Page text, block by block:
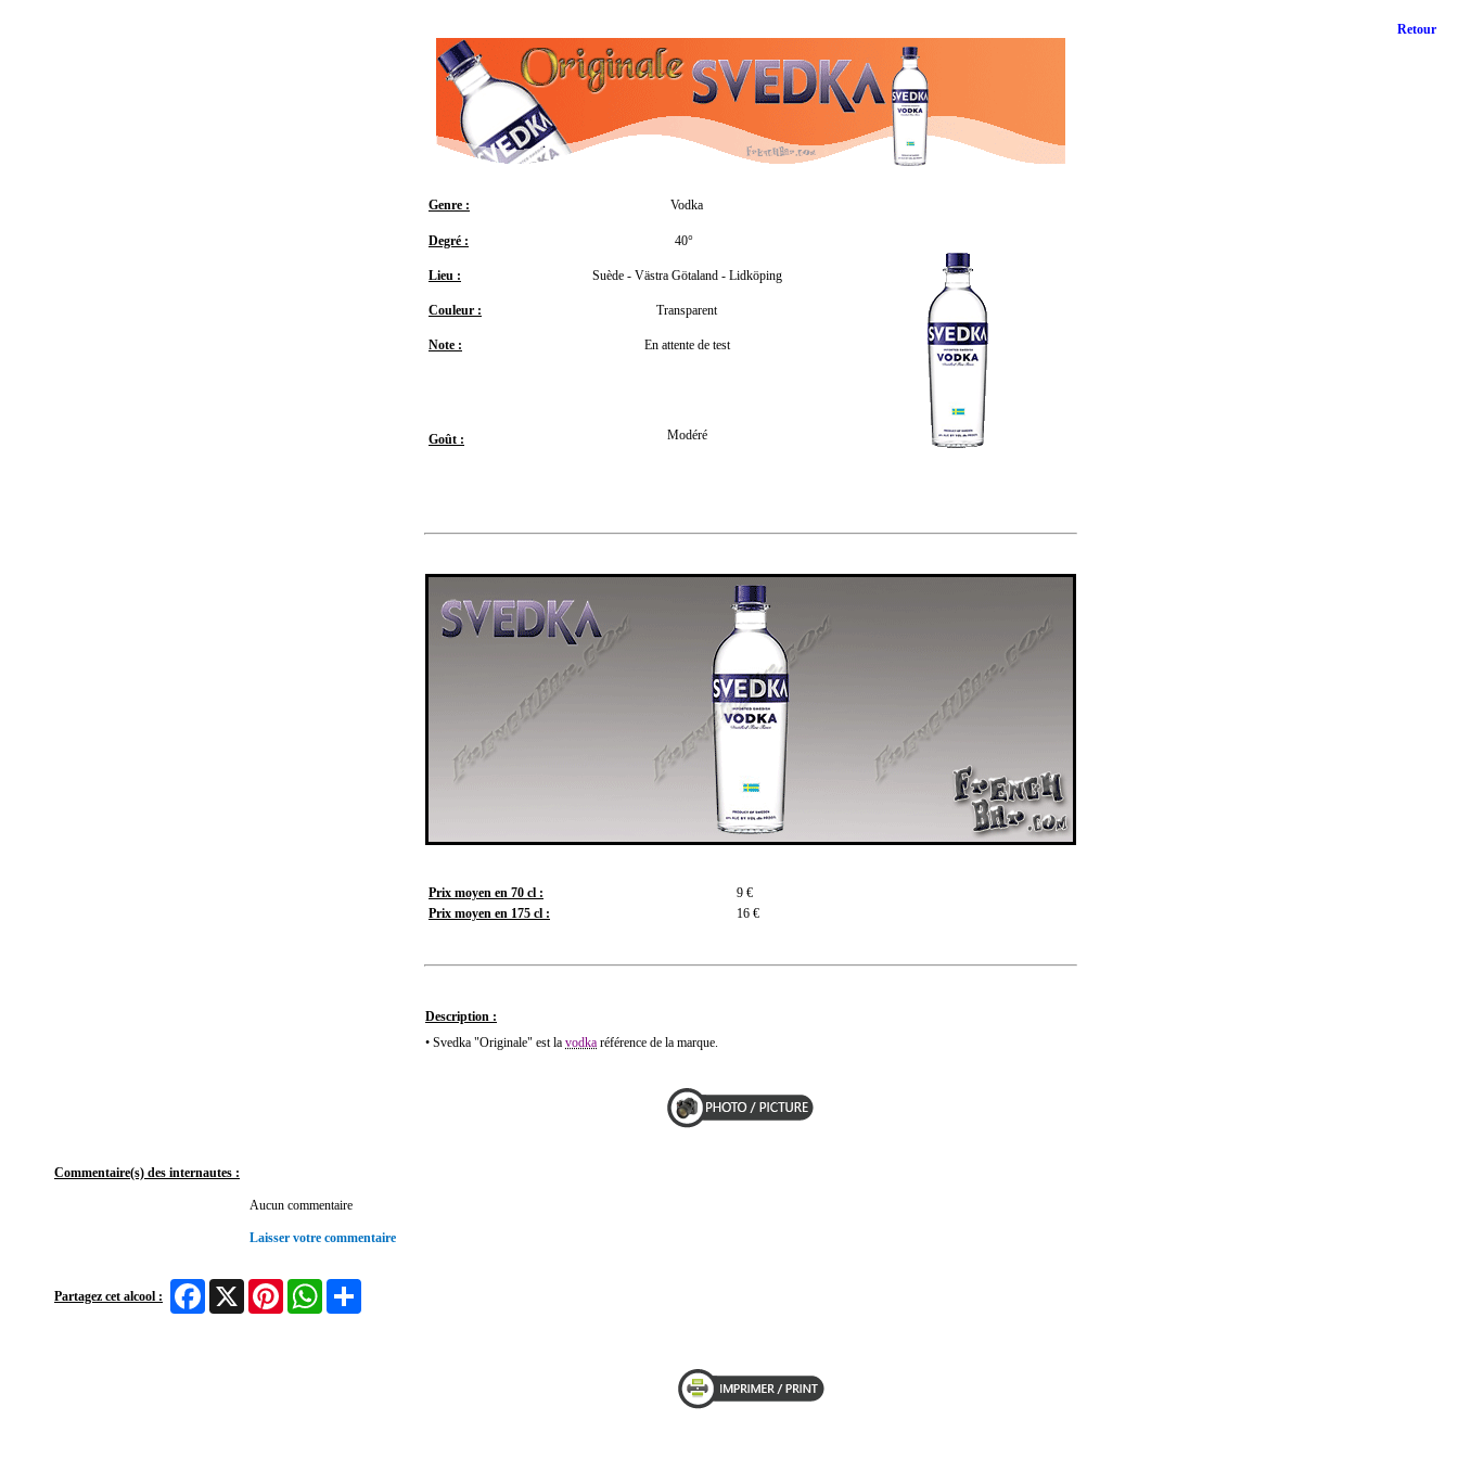
Retour
Genre : Vodka
Degré : 40°
Lieu : Suède - Västra Götaland - Lidköping
Couleur : Transparent
Note : En attente de test
Goût : Modéré
Prix moyen en 70 cl :
9 €
Prix moyen en 175 cl :
16 €
Description :
• Svedka "Originale" est la vodka référence de la marque.
Commentaire(s) des internautes :
Aucun commentaire
Laisser votre commentaire
Partagez cet alcool :
FacebookX Pinterest WhatsApp